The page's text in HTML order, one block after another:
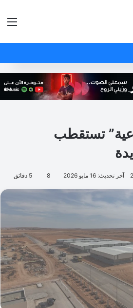
تستقطب
آخر تحديث: 16 مايو 2026 8